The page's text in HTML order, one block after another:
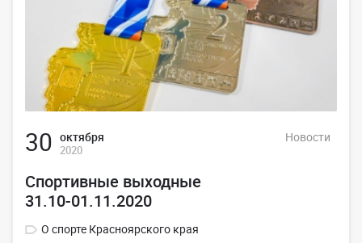
30 октября
2020
Новости
Спортивные выходные
31.10-01.11.2020
О спорте Красноярского края